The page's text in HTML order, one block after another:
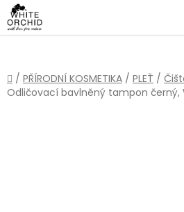
Přejít
na
obsah
Domů
/ PŘÍRODNÍ KOSMETIKA / PLEŤ /
Odličovací bavlněný tampon černý,